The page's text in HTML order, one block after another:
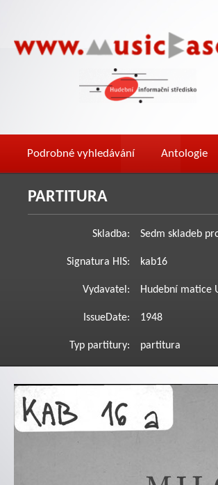
Podrobné vyhledávání Antologie
PARTITURA
Skladba: Sedm skladeb
Signatura HIS: kab16
Vydavatel: Hudební matice
IssueDate: 1948
Typ partitury: partitura